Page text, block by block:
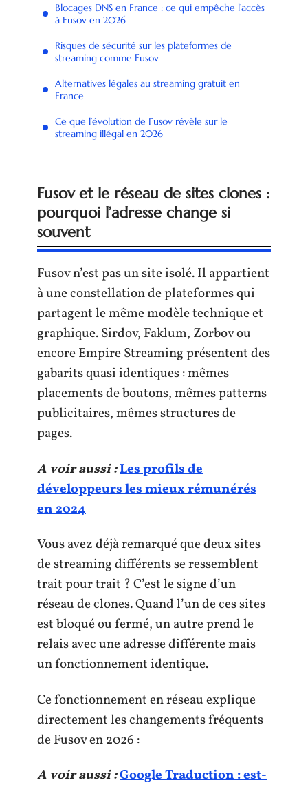
Blocages DNS en France : ce qui empêche l’accès
à Fusov en 2026
Risques de sécurité sur les plateformes de
streaming comme Fusov
Alternatives légales au streaming gratuit en
France
Ce que l’évolution de Fusov révèle sur le
streaming illégal en 2026
Fusov et le réseau de sites clones :
pourquoi l’adresse change si
souvent
Fusov n’est pas un site isolé. Il appartient
à une constellation de plateformes qui
partagent le même modèle technique et
graphique. Sirdov, Faklum, Zorbov ou
encore Empire Streaming présentent des
gabarits quasi identiques : mêmes
placements de boutons, mêmes patterns
publicitaires, mêmes structures de
pages.
A voir aussi :Les profils de
développeurs les mieux rémunérés
en 2024
Vous avez déjà remarqué que deux sites
de streaming différents se ressemblent
trait pour trait ? C’est le signe d’un
réseau de clones. Quand l’un de ces sites
est bloqué ou fermé, un autre prend le
relais avec une adresse différente mais
un fonctionnement identique.
Ce fonctionnement en réseau explique
directement les changements fréquents
de Fusov en 2026 :
A voir aussi :Google Traduction : est-